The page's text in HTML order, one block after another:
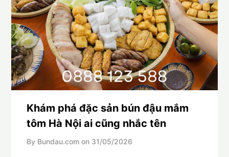
Khám phá đặc sản bún đậu mắm
tôm Hà Nội ai cũng nhắc tên
By Bundau.com on 31/05/2026